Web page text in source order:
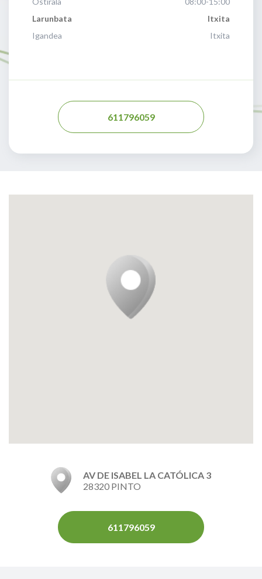
Larunbata
Itxita
Igandea
Itxita
611796059
AV DE ISABEL LA CATÓLICA 3
28320 PINTO
611796059